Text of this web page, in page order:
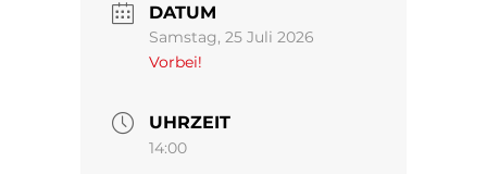
DATUM
Samstag, 25 Juli 2026
Vorbei!
UHRZEIT
14:00